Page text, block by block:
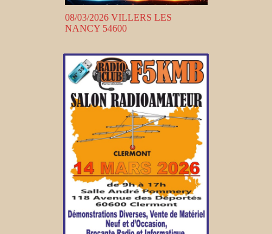
08/03/2026 VILLERS LES
NANCY 54600